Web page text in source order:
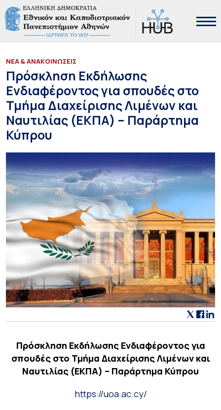
ΝΕΑ & ΑΝΑΚΟΙΝΩΣΕΙΣ
Πρόσκληση Εκδήλωσης
Ενδιαφέροντος για σπουδές στο
Τμήμα Διαχείρισης Λιμένων και
Ναυτιλίας (ΕΚΠΑ) – Παράρτημα
Κύπρου
Πρόσκληση Εκδήλωσης Ενδιαφέροντος για
σπουδές στο Τμήμα Διαχείρισης Λιμένων και
Ναυτιλίας (ΕΚΠΑ) – Παράρτημα Κύπρου
https://uoa.ac.cy/